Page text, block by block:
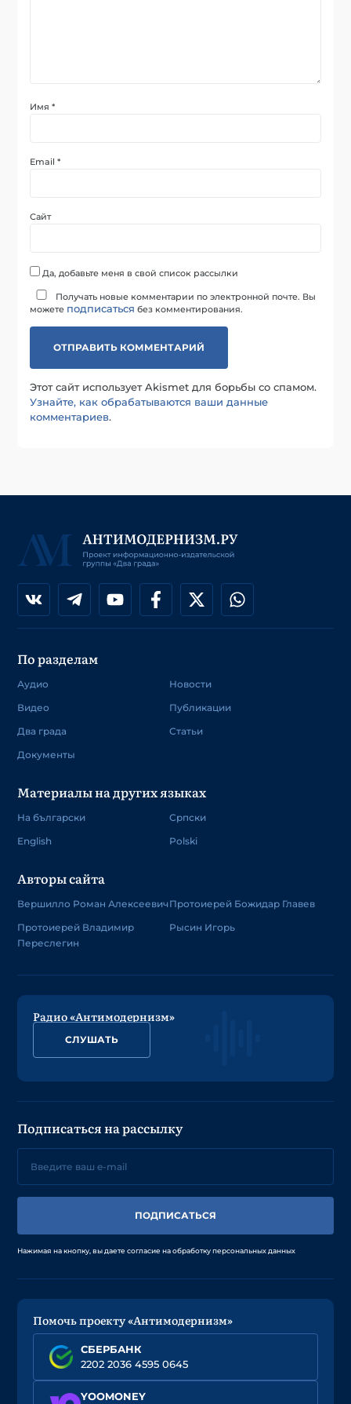
Имя*
Email*
Сайт
Да, добавьте меня в свой список рассылки
Получать новые комментарии по электронной почте. Вы
можете подписаться без комментирования.
Этот сайт использует Akismet для борьбы со спамом.
Узнайте, как обрабатываются ваши данные
комментариев.
По разделам
Аудио
Видео
Два града
Документы
Новости
Публикации
Статьи
Материалы на других языках
На български
English
Српски
Polski
Авторы сайта
Вершилло Роман Алексеевич
Протоиерей Владимир
Переслегин
Протоиерей Божидар Главев
Рысин Игорь
Радио «Антимодернизм»
СЛУШАТЬ
Подписаться на рассылку
ПОДПИСАТЬСЯ
Нажимая на кнопку, вы даете согласие на обработку персональных данных
Помочь проекту «Антимодернизм»
СБЕРБАНК
2202 2036 4595 0645
YOOMONEY